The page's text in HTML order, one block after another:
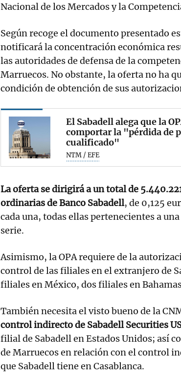
Nacional de los Mercados y la
Según recoge el documento presentado
notificará la concentración económica
las autoridades de defensa de la
Marruecos. No obstante, la oferta no ha
condición de obtención de sus
El Sabadell alega que la
comportar la "pérdida de
cualificado"
NTM / EFE
La oferta se dirigirá a un total de
ordinarias de Banco Sabadell, de 0,125
cada una, todas ellas pertenecientes a
serie.
Asimismo, la OPA requiere de la
control de las filiales en el extranjero de
filiales en México, dos filiales en
También necesita el visto bueno de la
control indirecto de Sabadell Securities
filial de Sabadell en Estados Unidos; así
de Marruecos en relación con el control
que Sabadell tiene en Casablanca.